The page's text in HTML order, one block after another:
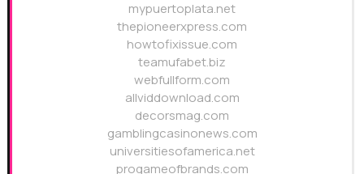
mypuertoplata.net
thepioneerxpress.com
howtofixissue.com
teamufabet.biz
webfullform.com
allviddownload.com
decorsmag.com
gamblingcasinonews.com
universitiesofamerica.net
progameofbrands.com